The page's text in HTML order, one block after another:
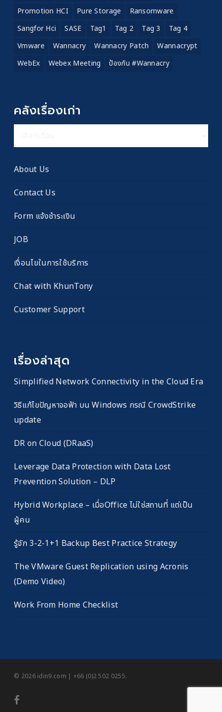
Promotion HCI
Pure Storage
Ransomware
Sangfor Hci
SASE Tag1 Tag 2 Tag 3
Tag 4
Vmware
Wannacry Wannacry Patch
Wannacrypt
WebEx
Webex Meeting ป้องกัน #wannacry
คลังเรื่องเก่า
เรื่อง
About Us
Contact Us
Form แจ้งชำระเงิน
JOB
เงื่อนไขในการใช้บริการ
Chat with KhunTony
Customer Support
เรื่องล่าสุด
Simplified Network Connectivity in the Cloud Era
วิธีแก้ไขปัญหาจอฟ้า บน Windows กรณี CrowdStrike
update
DR on Cloud (DRaaS)
Leverage Data Protection with Data Lost
Prevention Solution – DLP
Hybrid Workplace – เมื่อOffice ไม่ใช่สถานที่ แต่เป็น
ผู้คน
รู้จัก 3-2-1+1 Backup Best Practice Strategy
The VMware Guest Replication using Acronis
(Demo Video)
Work From Home Checklist
© 2026 idin9.com | +66 (0)2 502 0255.
facebook